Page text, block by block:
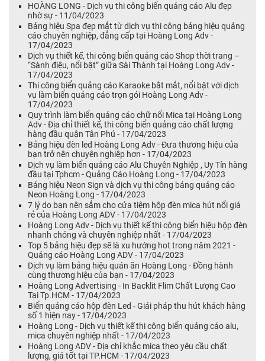
HOÀNG LONG - Dịch vụ thi công biển quảng cáo Alu đẹp
nhờ sự - 11/04/2023
Bảng hiệu Spa đẹp mắt từ dịch vụ thi công bảng hiệu quảng
cáo chuyên nghiệp, đẳng cấp tại Hoàng Long Adv -
17/04/2023
Dịch vụ thiết kế, thi công biển quảng cáo Shop thời trang –
“Sành điệu, nổi bật” giữa Sài Thành tại Hoàng Long Adv -
17/04/2023
Thi công biển quảng cáo Karaoke bắt mắt, nổi bật với dịch
vụ làm biển quảng cáo trọn gói Hoàng Long Adv -
17/04/2023
Quy trình làm biển quảng cáo chữ nổi Mica tại Hoàng Long
Adv - Địa chỉ thiết kế, thi công biển quảng cáo chất lượng
hàng đầu quận Tân Phú - 17/04/2023
Bảng hiệu đèn led Hoàng Long Adv - Đưa thương hiệu của
bạn trở nên chuyên nghiệp hơn - 17/04/2023
Dịch vụ làm biển quảng cáo Alu Chuyên Nghiệp , Uy Tín hàng
đầu tại Tphcm - Quảng Cáo Hoàng Long - 17/04/2023
Bảng hiệu Neon Sign và dịch vụ thi công bảng quảng cáo
Neon Hoàng Long - 17/04/2023
7 lý do bạn nên sắm cho cửa tiệm hộp đèn mica hút nổi giá
rẻ của Hoàng Long ADV - 17/04/2023
Hoàng Long Adv - Dịch vụ thiết kế thi công biển hiệu hộp đèn
nhanh chóng và chuyên nghiệp nhất - 17/04/2023
Top 5 bảng hiệu đẹp sẽ là xu hướng hot trong năm 2021 -
Quảng cáo Hoàng Long ADV - 17/04/2023
Dịch vụ làm bảng hiệu quán ăn Hoàng Long - Đồng hành
cùng thương hiệu của bạn - 17/04/2023
Hoàng Long Advertising - In Backlit Flim Chất Lượng Cao
Tại Tp.HCM - 17/04/2023
Biển quảng cáo hộp đèn Led - Giải pháp thu hút khách hàng
số 1 hiện nay - 17/04/2023
Hoàng Long - Dịch vụ thiết kế thi công biển quảng cáo alu,
mica chuyên nghiệp nhất - 17/04/2023
Hoàng Long ADV - Địa chỉ khắc mica theo yêu cầu chất
lượng, giá tốt tại TP.HCM - 17/04/2023